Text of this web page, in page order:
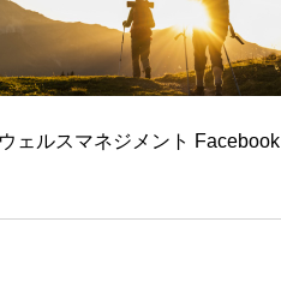
ェルスマネジメント Facebook